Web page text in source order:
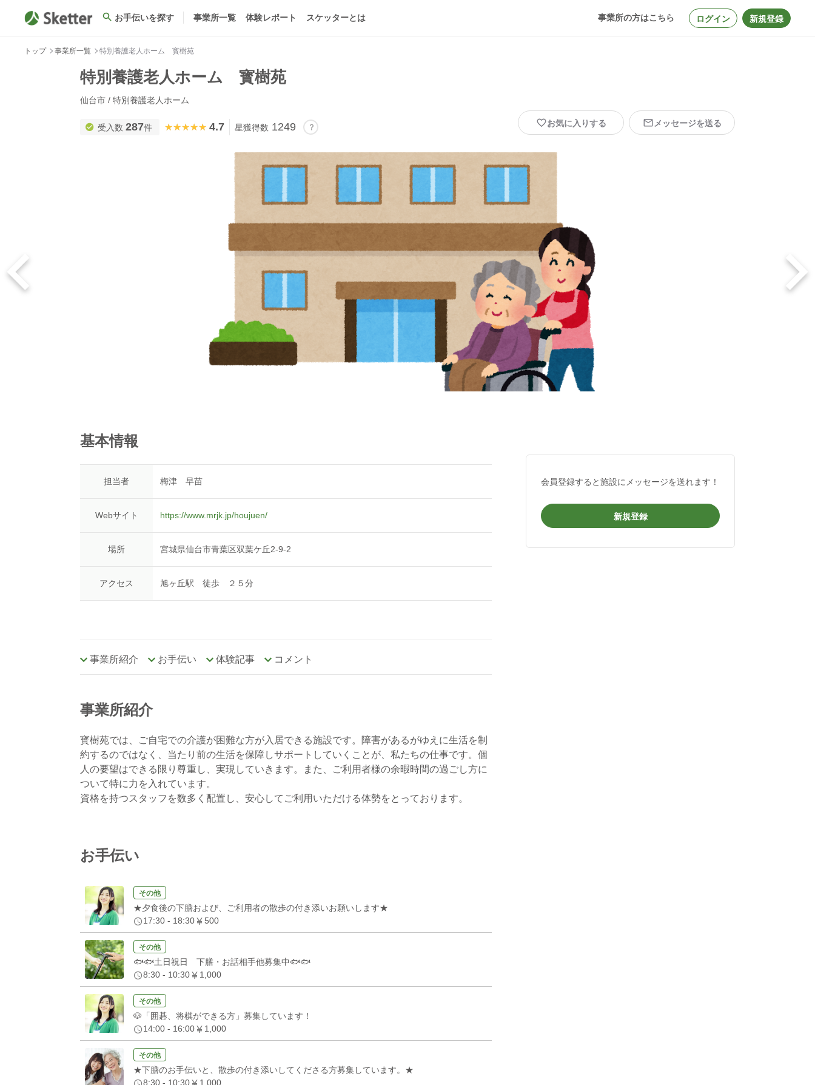
お手伝いを探す 事業所一覧 体験レポート スケッターとは 事業所の方はこちら ログイン 新規登録
トップ 事業所一覧 特別養護老人ホーム 寳樹苑
特別養護老人ホーム 寳樹苑
仙台市 / 特別養護老人ホーム
受入数 287件 ★★★★★
★★★★★ 4.7 星獲得数 1249 お気に入りする メッセージを送る
基本情報
担当者 梅津 早苗
Webサイト https://www.mrjk.jp/houjuen/
場所 宮城県仙台市青葉区双葉ケ丘2-9-2
アクセス 旭ヶ丘駅 徒歩 ２５分
事業所紹介 お手伝い 体験記事 コメント
事業所紹介
寳樹苑では、ご自宅での介護が困難な方が入居できる施設です。障害があるがゆえに生活を制
約するのではなく、当たり前の生活を保障しサポートしていくことが、私たちの仕事です。個
人の要望はできる限り尊重し、実現していきます。また、ご利用者様の余暇時間の過ごし方に
ついて特に力を入れています。
資格を持つスタッフを数多く配置し、安心してご利用いただける体勢をとっております。
お手伝い
その他
★夕食後の下膳および、ご利用者の散歩の付き添いお願いします★
17:30 - 18:30
500
その他
🐟🐟土日祝日 下膳・お話相手他募集中🐟🐟
8:30 - 10:30
1,000
その他
🐶「囲碁、将棋ができる方」募集しています！
14:00 - 16:00
1,000
その他
★下膳のお手伝いと、散歩の付き添いしてくださる方募集しています。★
8:30 - 10:30
1,000
会員登録すると施設にメッセージを送れます！
新規登録